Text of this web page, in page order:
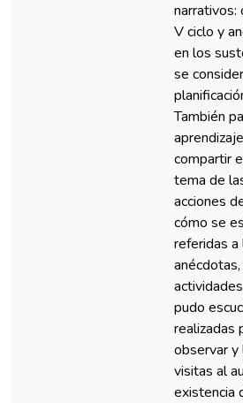
narrativos:
V ciclo y
en los
se
También
compartir
tema de
acciones
cómo se
referidas a
pudo
realizadas
observar y
visitas al
existencia